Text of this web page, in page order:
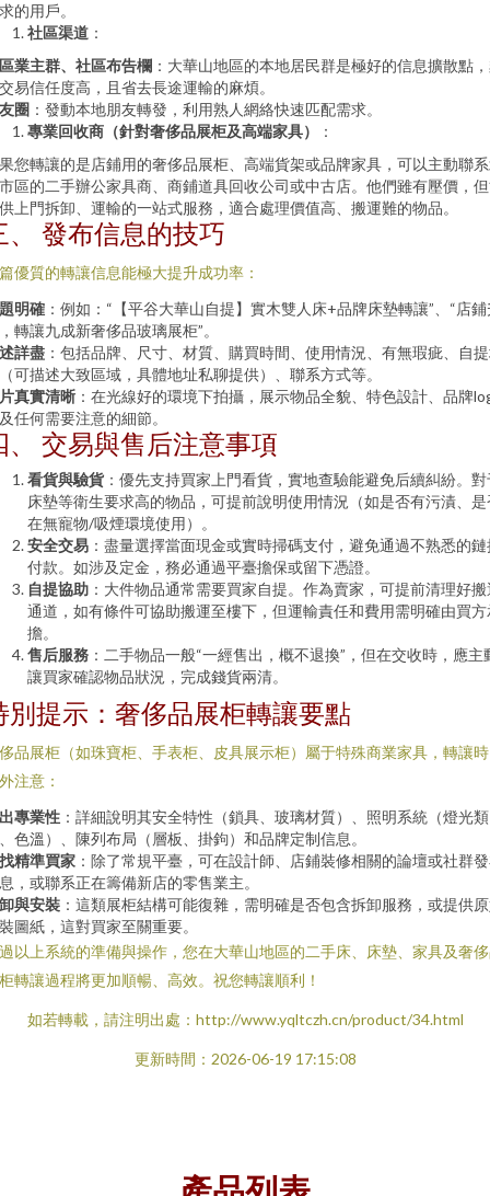
的用戶。
社區渠道 ：
業主群、社區布告欄 ：大華山地區的本地居民群是極好的信息擴散點
易信任度高，且省去長途運輸的麻煩。
圈 ：發動本地朋友轉發，利用熟人網絡快速匹配需求。
專業回收商（針對奢侈品展柜及高端家具）
：
您轉讓的是店鋪用的奢侈品展柜、高端貨架或品牌家具，可以主動聯
區的二手辦公家具商、商鋪道具回收公司或中古店。他們雖有壓價，
上門拆卸、運輸的一站式服務，適合處理價值高、搬運難的物品。
、 發布信息的技巧
優質的轉讓信息能極大提升成功率：
明確 ：例如：“【平谷大華山自提】實木雙人床+品牌床墊轉讓”、“店
轉讓九成新奢侈品玻璃展柜”。
詳盡 ：包括品牌、尺寸、材質、購買時間、使用情況、有無瑕疵、自
可描述大致區域，具體地址私聊提供）、聯系方式等。
真實清晰 ：在光線好的環境下拍攝，展示物品全貌、特色設計、品牌
任何需要注意的細節。
、 交易與售后注意事項
看貨與驗貨 ：優先支持買家上門看貨，實地查驗能避免后續糾紛。對
床墊等衛生要求高的物品，可提前說明使用情況（如是否有污漬、是
在無寵物/吸煙環境使用）。
安全交易 ：盡量選擇當面現金或實時掃碼支付，避免通過不熟悉的鏈
付款。如涉及定金，務必通過平臺擔保或留下憑證。
自提協助 ：大件物品通常需要買家自提。作為賣家，可提前清理好搬
通道，如有條件可協助搬運至樓下，但運輸責任和費用需明確由買方
擔。
售后服務 ：二手物品一般“一經售出，概不退換”，但在交收時，應主
讓買家確認物品狀況，完成錢貨兩清。
別提示：奢侈品展柜轉讓要點
品展柜（如珠寶柜、手表柜、皮具展示柜）屬于特殊商業家具，轉讓
注意：
專業性 ：詳細說明其安全特性（鎖具、玻璃材質）、照明系統（燈光類
色溫）、陳列布局（層板、掛鉤）和品牌定制信息。
精準買家 ：除了常規平臺，可在設計師、店鋪裝修相關的論壇或社群
，或聯系正在籌備新店的零售業主。
與安裝 ：這類展柜結構可能復雜，需明確是否包含拆卸服務，或提供
圖紙，這對買家至關重要。
以上系統的準備與操作，您在大華山地區的二手床、床墊、家具及奢
轉讓過程將更加順暢、高效。祝您轉讓順利！
如若轉載，請注明出處：http://www.yqltczh.cn/product/34.html
更新時間：2026-06-19 17:15:08